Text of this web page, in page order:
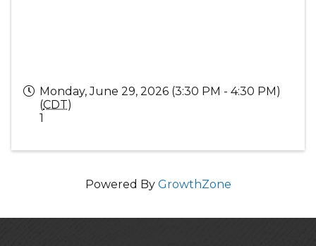
Monday, June 29, 2026 (3:30 PM - 4:30 PM)
(CDT)
1
Powered By GrowthZone